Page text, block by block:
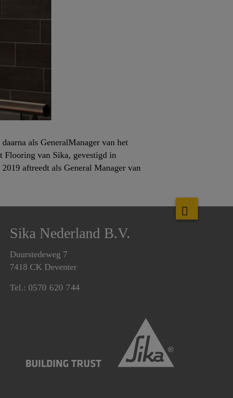
als GeneralManager van het
Flooring van Sika, gevestigd in
aftreedt als General Manager van
Sika Nederland B.V.
Duurstedeweg 7
7418 CK Deventer
Tel.: 0570 620 744